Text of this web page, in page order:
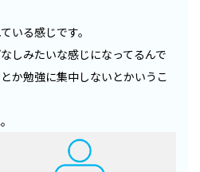
いる感じです。
しみたいな感じになってるんで
か勉強に集中しないとかいうこ